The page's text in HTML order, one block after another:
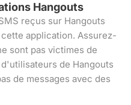
Hangouts
reçus sur Hangouts
application. Assurez-
sont pas victimes de
de Hangouts
de messages avec des